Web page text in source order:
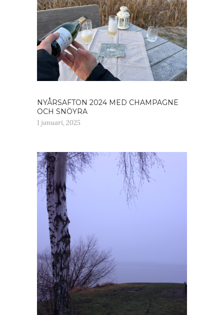
NYÅRSAFTON 2024 MED CHAMPAGNE
OCH SNÖYRA
1 januari, 2025